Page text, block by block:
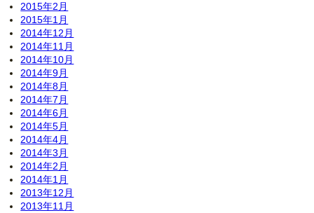
2015年2月
2015年1月
2014年12月
2014年11月
2014年10月
2014年9月
2014年8月
2014年7月
2014年6月
2014年5月
2014年4月
2014年3月
2014年2月
2014年1月
2013年12月
2013年11月